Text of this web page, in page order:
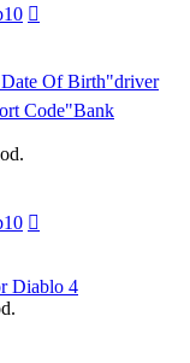
Of Birth"driver
Code"Bank
Diablo 4